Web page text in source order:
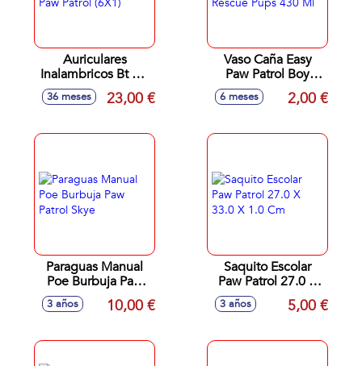
Auriculares
Inalambricos Bt 5.1
Paw Patrol (6X1)
36 meses 23,00 €
Vaso Caña Easy
Paw Patrol Boy
Rescue Pups 430
Ml
6 meses 2,00 €
Paraguas Manual
Poe Burbuja Paw
Patrol Skye
3 años 10,00 €
Saquito Escolar
Paw Patrol 27.0 X
33.0 X 1.0 Cm
3 años 5,00 €